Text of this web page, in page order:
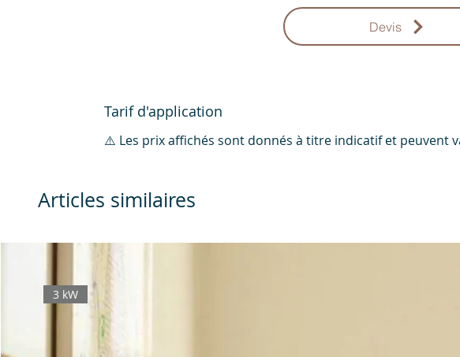
Tarif d'application
⚠️ Les prix affichés sont donnés à titre indicatif et peuvent
Devis
Articles similaires
3 kW